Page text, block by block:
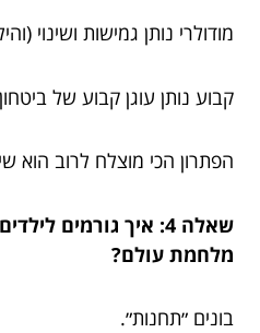
מודולרי נותן גמישות ושינוי
קבוע נותן עוגן קבוע של
הפתרון הכי מוצלח לרוב הוא
שאלה 4: איך גורמים
מלחמת עולם?
בונים ״תחנות״.